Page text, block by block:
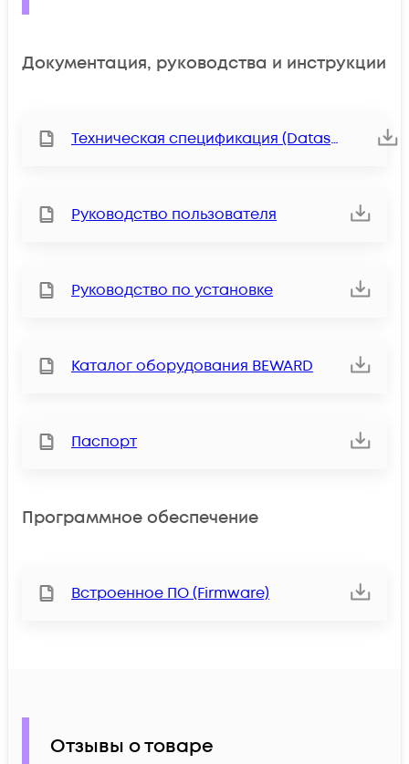
Документация, руководства и инструкции
Техническая спецификация (Datasheet)
Руководство пользователя
Руководство по установке
Каталог оборудования BEWARD
Паспорт
Программное обеспечение
Встроенное ПО (Firmware)
Отзывы о товаре